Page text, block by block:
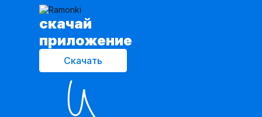
cкачай
приложение
Скачать